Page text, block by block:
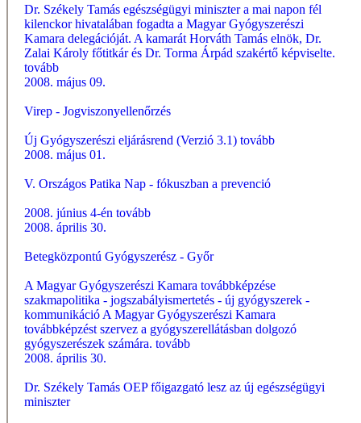
Dr. Székely Tamás egészségügyi miniszter a mai napon fél
kilenckor hivatalában fogadta a Magyar Gyógyszerészi
Kamara delegációját. A kamarát Horváth Tamás elnök, Dr.
Zalai Károly főtitkár és Dr. Torma Árpád szakértő képviselte.
tovább
2008. május 09.
Virep - Jogviszonyellenőrzés
Új Gyógyszerészi eljárásrend (Verzió 3.1) tovább
2008. május 01.
V. Országos Patika Nap - fókuszban a prevenció
2008. június 4-én tovább
2008. április 30.
Betegközpontú Gyógyszerész - Győr
A Magyar Gyógyszerészi Kamara továbbképzése
szakmapolitika - jogszabályismertetés - új gyógyszerek -
kommunikáció A Magyar Gyógyszerészi Kamara
továbbképzést szervez a gyógyszerellátásban dolgozó
gyógyszerészek számára. tovább
2008. április 30.
Dr. Székely Tamás OEP főigazgató lesz az új egészségügyi
miniszter